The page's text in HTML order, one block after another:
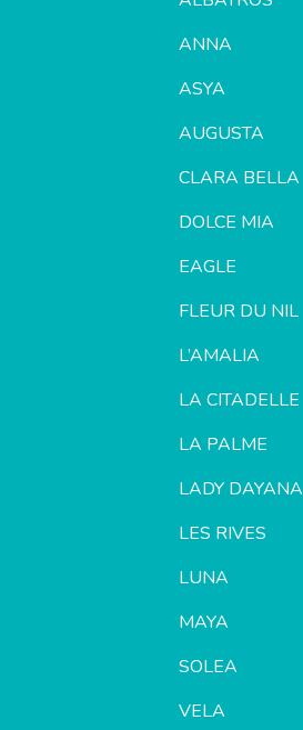
ANNA
ASYA
AUGUSTA
CLARA BELLA
DOLCE MIA
EAGLE
FLEUR DU NIL
L’AMALIA
LA CITADELLE
LA PALME
LADY DAYANA
LES RIVES
LUNA
MAYA
SOLEA
VELA